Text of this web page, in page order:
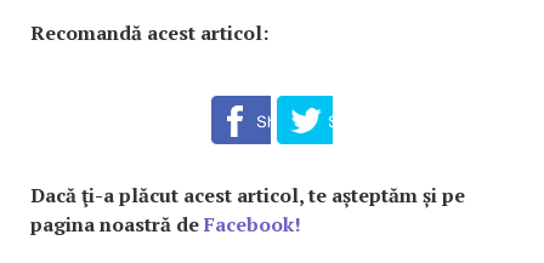
Recomandă acest articol:
Dacă ţi-a plăcut acest articol, te așteptăm și pe
pagina noastră deFacebook!